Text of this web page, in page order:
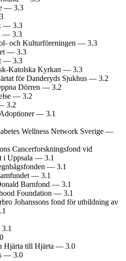
— 3.3
— 3.3
— 3.3
och Kulturföreningen — 3.3
— 3.3
— 3.3
Katolska Kyrkan — 3.3
för Danderyds Sjukhus — 3.2
Dörren — 3.2
— 3.2
3.2
— 3.1
Wellness Network Sverige —
Cancerforsknings­fond vid
i Uppsala — 3.1
— 3.1
— 3.1
Barnfond — 3.1
Foundation — 3.1
Johanssons fond för utbildning av
Hjärta till Hjärta — 3.0
— 3.0